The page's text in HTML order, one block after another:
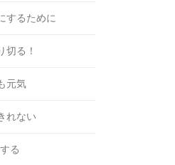
するために
切る！
元気
れない
る